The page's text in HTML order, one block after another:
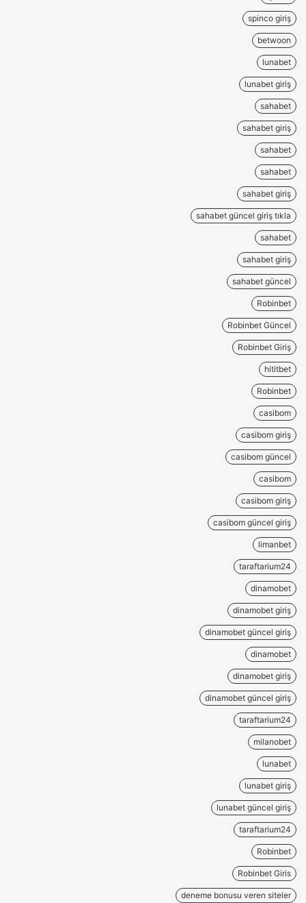
spinco giriş
betwoon
lunabet
lunabet giriş
sahabet
sahabet giriş
sahabet
sahabet
sahabet giriş
sahabet güncel giriş tıkla
sahabet
sahabet giriş
sahabet güncel
Robinbet
Robinbet Güncel
Robinbet Giriş
hititbet
Robinbet
casibom
casibom giriş
casibom güncel
casibom
casibom giriş
casibom güncel giriş
limanbet
taraftarium24
dinamobet
dinamobet giriş
dinamobet güncel giriş
dinamobet
dinamobet giriş
dinamobet güncel giriş
taraftarium24
milanobet
lunabet
lunabet giriş
lunabet güncel giriş
taraftarium24
Robinbet
Robinbet Giris
deneme bonusu veren siteler